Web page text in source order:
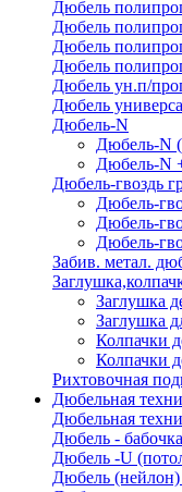
Дюбель
Дюбель
Дюбель
Дюбель
Дюбель ун.п/
Дюбель
Дюбель-N
Дюбель-N
Дюбель-N
Дюбель-гвоздь
Дюбель-
Дюбель-
Дюбель-
Забив. метал.
Заглушка
Заглушка
Колпачки
Колпачки
Рихтовочная
Дюбельная
Дюбельная
Дюбель - бабочка
Дюбель -U
Дюбель